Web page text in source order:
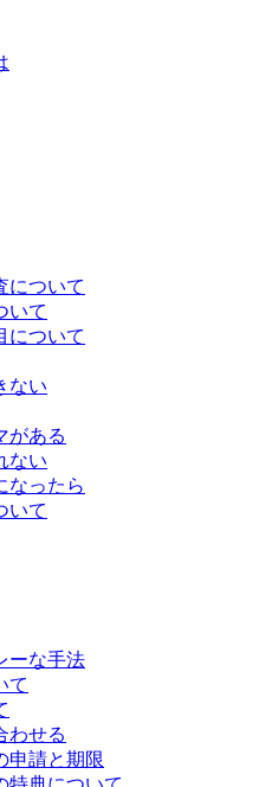
について
いて
について
ない
がある
ない
なったら
いて
ーな手法
て
わせる
申請と期限